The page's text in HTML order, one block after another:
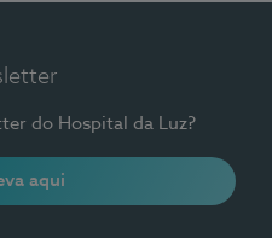
do Hospital da Luz?
aqui